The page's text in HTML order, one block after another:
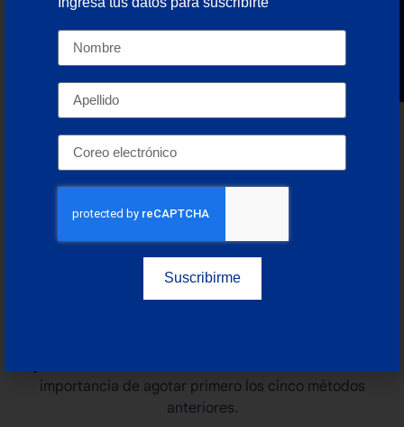
Está prohibido tomar el valor más alto entre
No se puede utilizar un costo de producción
distinto al determinado mediante métodos
reconocidos.
estudios de mercado o información de operaciones
similares, siempre que estén debidamente
Aunque es una herramienta útil para casos
importancia de agotar primero los cinco métodos
anteriores.
Suscribirme